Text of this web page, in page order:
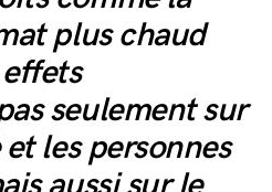
plus chaud
seulement sur
les personnes